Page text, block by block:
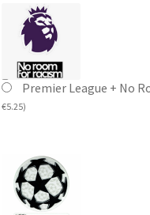
Premier League + No
€5.25)